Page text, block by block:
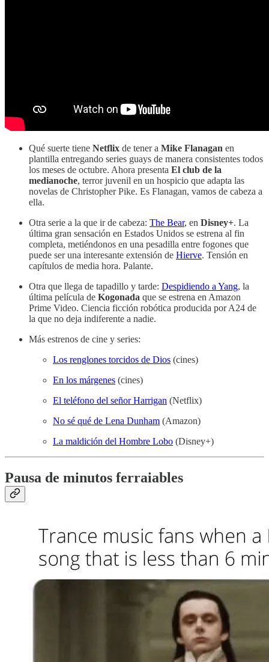
Qué suerte tiene Netflix de tener a Mike Flanagan en
plantilla entregando series guays de manera consistentes todos
los meses de octubre. Ahora presenta El club de la
medianoche, terror juvenil en un hospicio que adapta las
novelas de Christopher Pike. Es Flanagan, vamos de cabeza a
ella.
Otra serie a la que ir de cabeza: The Bear, en Disney+. La
última gran sensación en Estados Unidos se estrena al fin
completa, metiéndonos en una pesadilla entre fogones que
puede ser una interesante extensión de Hierve. Tensión en
capítulos de media hora. Palante.
Otra que llega de tapadillo y tarde: Despidiendo a Yang, la
última película de Kogonada que se estrena en Amazon
Prime Video. Ciencia ficción robótica producida por A24 de
la que no deja indiferente a nadie.
Más estrenos de cine y series:
Los renglones torcidos de Dios (cines)
En los márgenes (cines)
El teléfono del señor Harrigan (Netflix)
No sé qué de Lena Dunham (Amazon)
La maldición del Hombre Lobo (Disney+)
Pausa de minutos ferraiables